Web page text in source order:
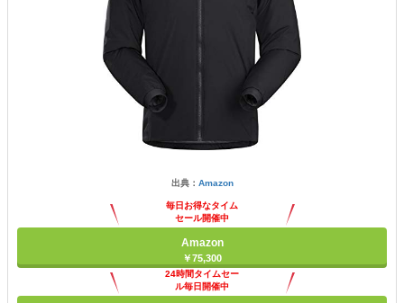
出典： Amazon
毎日お得なタイム
セール開催中
Amazon
￥75,300
24時間タイムセー
ル毎日開催中